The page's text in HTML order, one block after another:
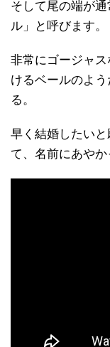
そして尾の端が
ル」と呼びます。
非常にゴージャ
けるベールのよ
る。
早く結婚したい
て、名前にあや